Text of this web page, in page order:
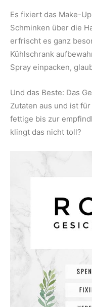
Es fixiert das Make-
Schminken über die
erfrischt es ganz
Kühlschrank
Spray einpacken,
Und das Beste: Das
Zutaten aus und ist
fettige bis zur
klingt das nicht toll?